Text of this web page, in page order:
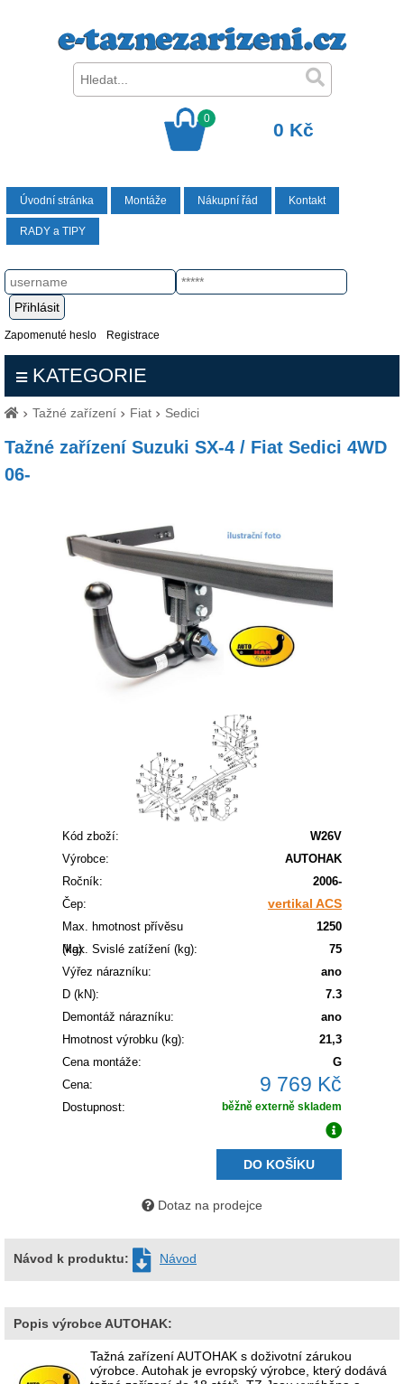
0
0 Kč
Úvodní stránka Montáže Nákupní řád Kontakt
RADY a TIPY
Zapomenuté heslo Registrace
KATEGORIE
Tažné zařízení Fiat Sedici
Tažné zařízení Suzuki SX-4 / Fiat Sedici 4WD
06-
Kód zboží:
W26V
Výrobce:
AUTOHAK
Ročník:
2006-
Čep:
vertikal ACS
Max. hmotnost přívěsu
(kg):
1250
Max. Svislé zatížení (kg):
75
Výřez nárazníku:
ano
D (kN):
7.3
Demontáž nárazníku:
ano
Hmotnost výrobku (kg):
21,3
Cena montáže:
G
Cena:
9 769 Kč
Dostupnost: běžně externě skladem
DO KOŠÍKU
Dotaz na prodejce
Návod k produktu: Návod
Popis výrobce AUTOHAK:
Tažná zařízení AUTOHAK s doživotní zárukou
výrobce. Autohak je evropský výrobce, který dodává